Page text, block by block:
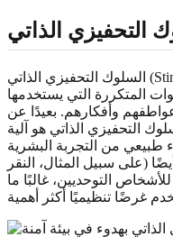
السلوك التحفيزي الذاتي (Stimming)، اختصارًا للسلوك التحفيزي
المتكررة التي يستخدمها
وأفكارهم. بعيدًا عن
التحفيزي الذاتي هو آلية
طبيعي من التجربة البشرية
(على سبيل المثال، النقر
التوحديين، غالبًا ما